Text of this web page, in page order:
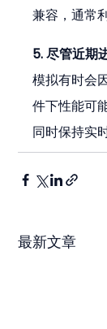
兼容，通常
5. 尽管近期
模拟有时会
件下性能可
同时保持实
最新文章